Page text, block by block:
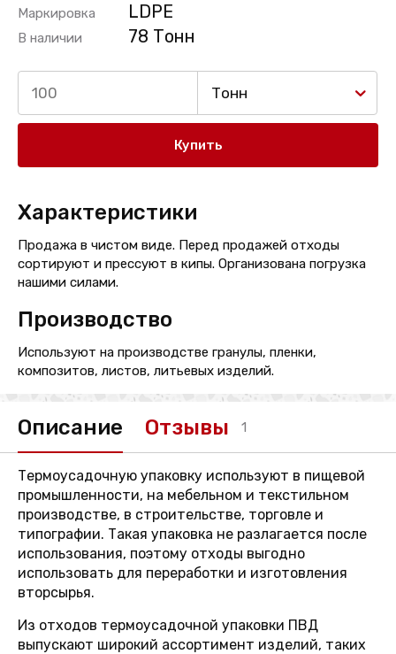
Маркировка LDPE
В наличии 78 Тонн
Тонн
Купить
Характеристики
Продажа в чистом виде. Перед продажей отходы
сортируют и прессуют в кипы. Организована погрузка
нашими силами.
Производство
Используют на производстве гранулы, пленки,
композитов, листов, литьевых изделий.
Описание Отзывы 1
Термоусадочную упаковку используют в пищевой
промышленности, на мебельном и текстильном
производстве, в строительстве, торговле и
типографии. Такая упаковка не разлагается после
использования, поэтому отходы выгодно
использовать для переработки и изготовления
вторсырья.
Из отходов термоусадочной упаковки ПВД
выпускают широкий ассортимент изделий, таких